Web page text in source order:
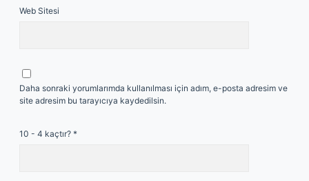
Web Sitesi
Daha sonraki yorumlarımda kullanılması için adım, e-posta adresim ve
site adresim bu tarayıcıya kaydedilsin.
10 - 4 kaçtır? *